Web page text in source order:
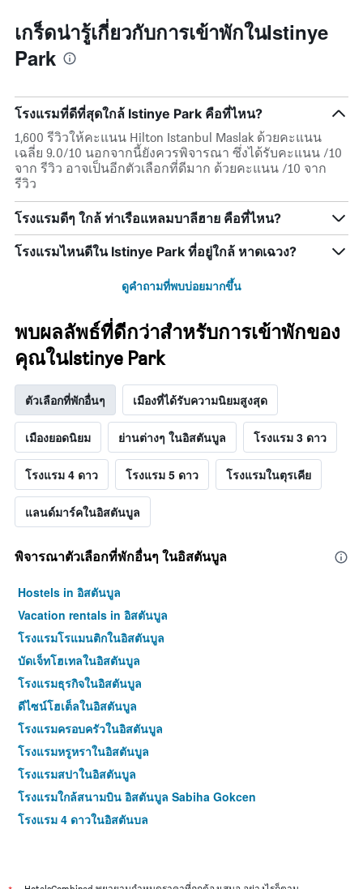
เกร็ดน่ารู้เกี่ยวกับการเข้าพักในIstinye
Park
โรงแรมที่ดีที่สุดใกล้ Istinye Park คือที่ไหน?
1,600 รีวิวให้คะแนน Hilton Istanbul Maslak ด้วยคะแนน
เฉลี่ย 9.0/10 นอกจากนี้ยังควรพิจารณา ซึ่งได้รับคะแนน /10
จาก รีวิว อาจเป็นอีกตัวเลือกที่ดีมาก ด้วยคะแนน /10 จาก
รีวิว
โรงแรมดีๆ ใกล้ ท่าเรือแหลมบาลีฮาย คือที่ไหน?
โรงแรมไหนดีใน Istinye Park ที่อยู่ใกล้ หาดเฉวง?
ดูคำถามที่พบบ่อยมากขึ้น
พบผลลัพธ์ที่ดีกว่าสำหรับการเข้าพักของ
คุณในIstinye Park
ตัวเลือกที่พักอื่นๆ เมืองที่ได้รับความนิยมสูงสุด
เมืองยอดนิยม ย่านต่างๆ ในอิสตันบูล โรงแรม 3 ดาว
โรงแรม 4 ดาว โรงแรม 5 ดาว โรงแรมในตุรเคีย
แลนด์มาร์คในอิสตันบูล
พิจารณาตัวเลือกที่พักอื่นๆ ในอิสตันบูล
Hostels in อิสตันบูล
Vacation rentals in อิสตันบูล
โรงแรมโรแมนติกในอิสตันบูล
บัดเจ็ทโฮเทลในอิสตันบูล
โรงแรมธุรกิจในอิสตันบูล
ดีไซน์โฮเต็ลในอิสตันบูล
โรงแรมครอบครัวในอิสตันบูล
โรงแรมหรูหราในอิสตันบูล
โรงแรมสปาในอิสตันบูล
โรงแรมใกล้สนามบิน อิสตันบูล Sabiha Gokcen
โรงแรม 4 ดาวในอิสตันบูล